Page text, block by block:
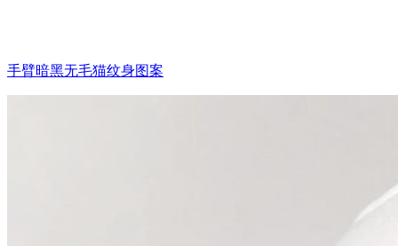
手臂暗黑无毛猫纹身图案